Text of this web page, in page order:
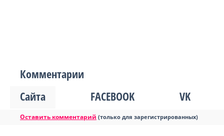
Комментарии
Сайта
FACEBOOK VK
Оставить комментарий (только для зарегистрированных)